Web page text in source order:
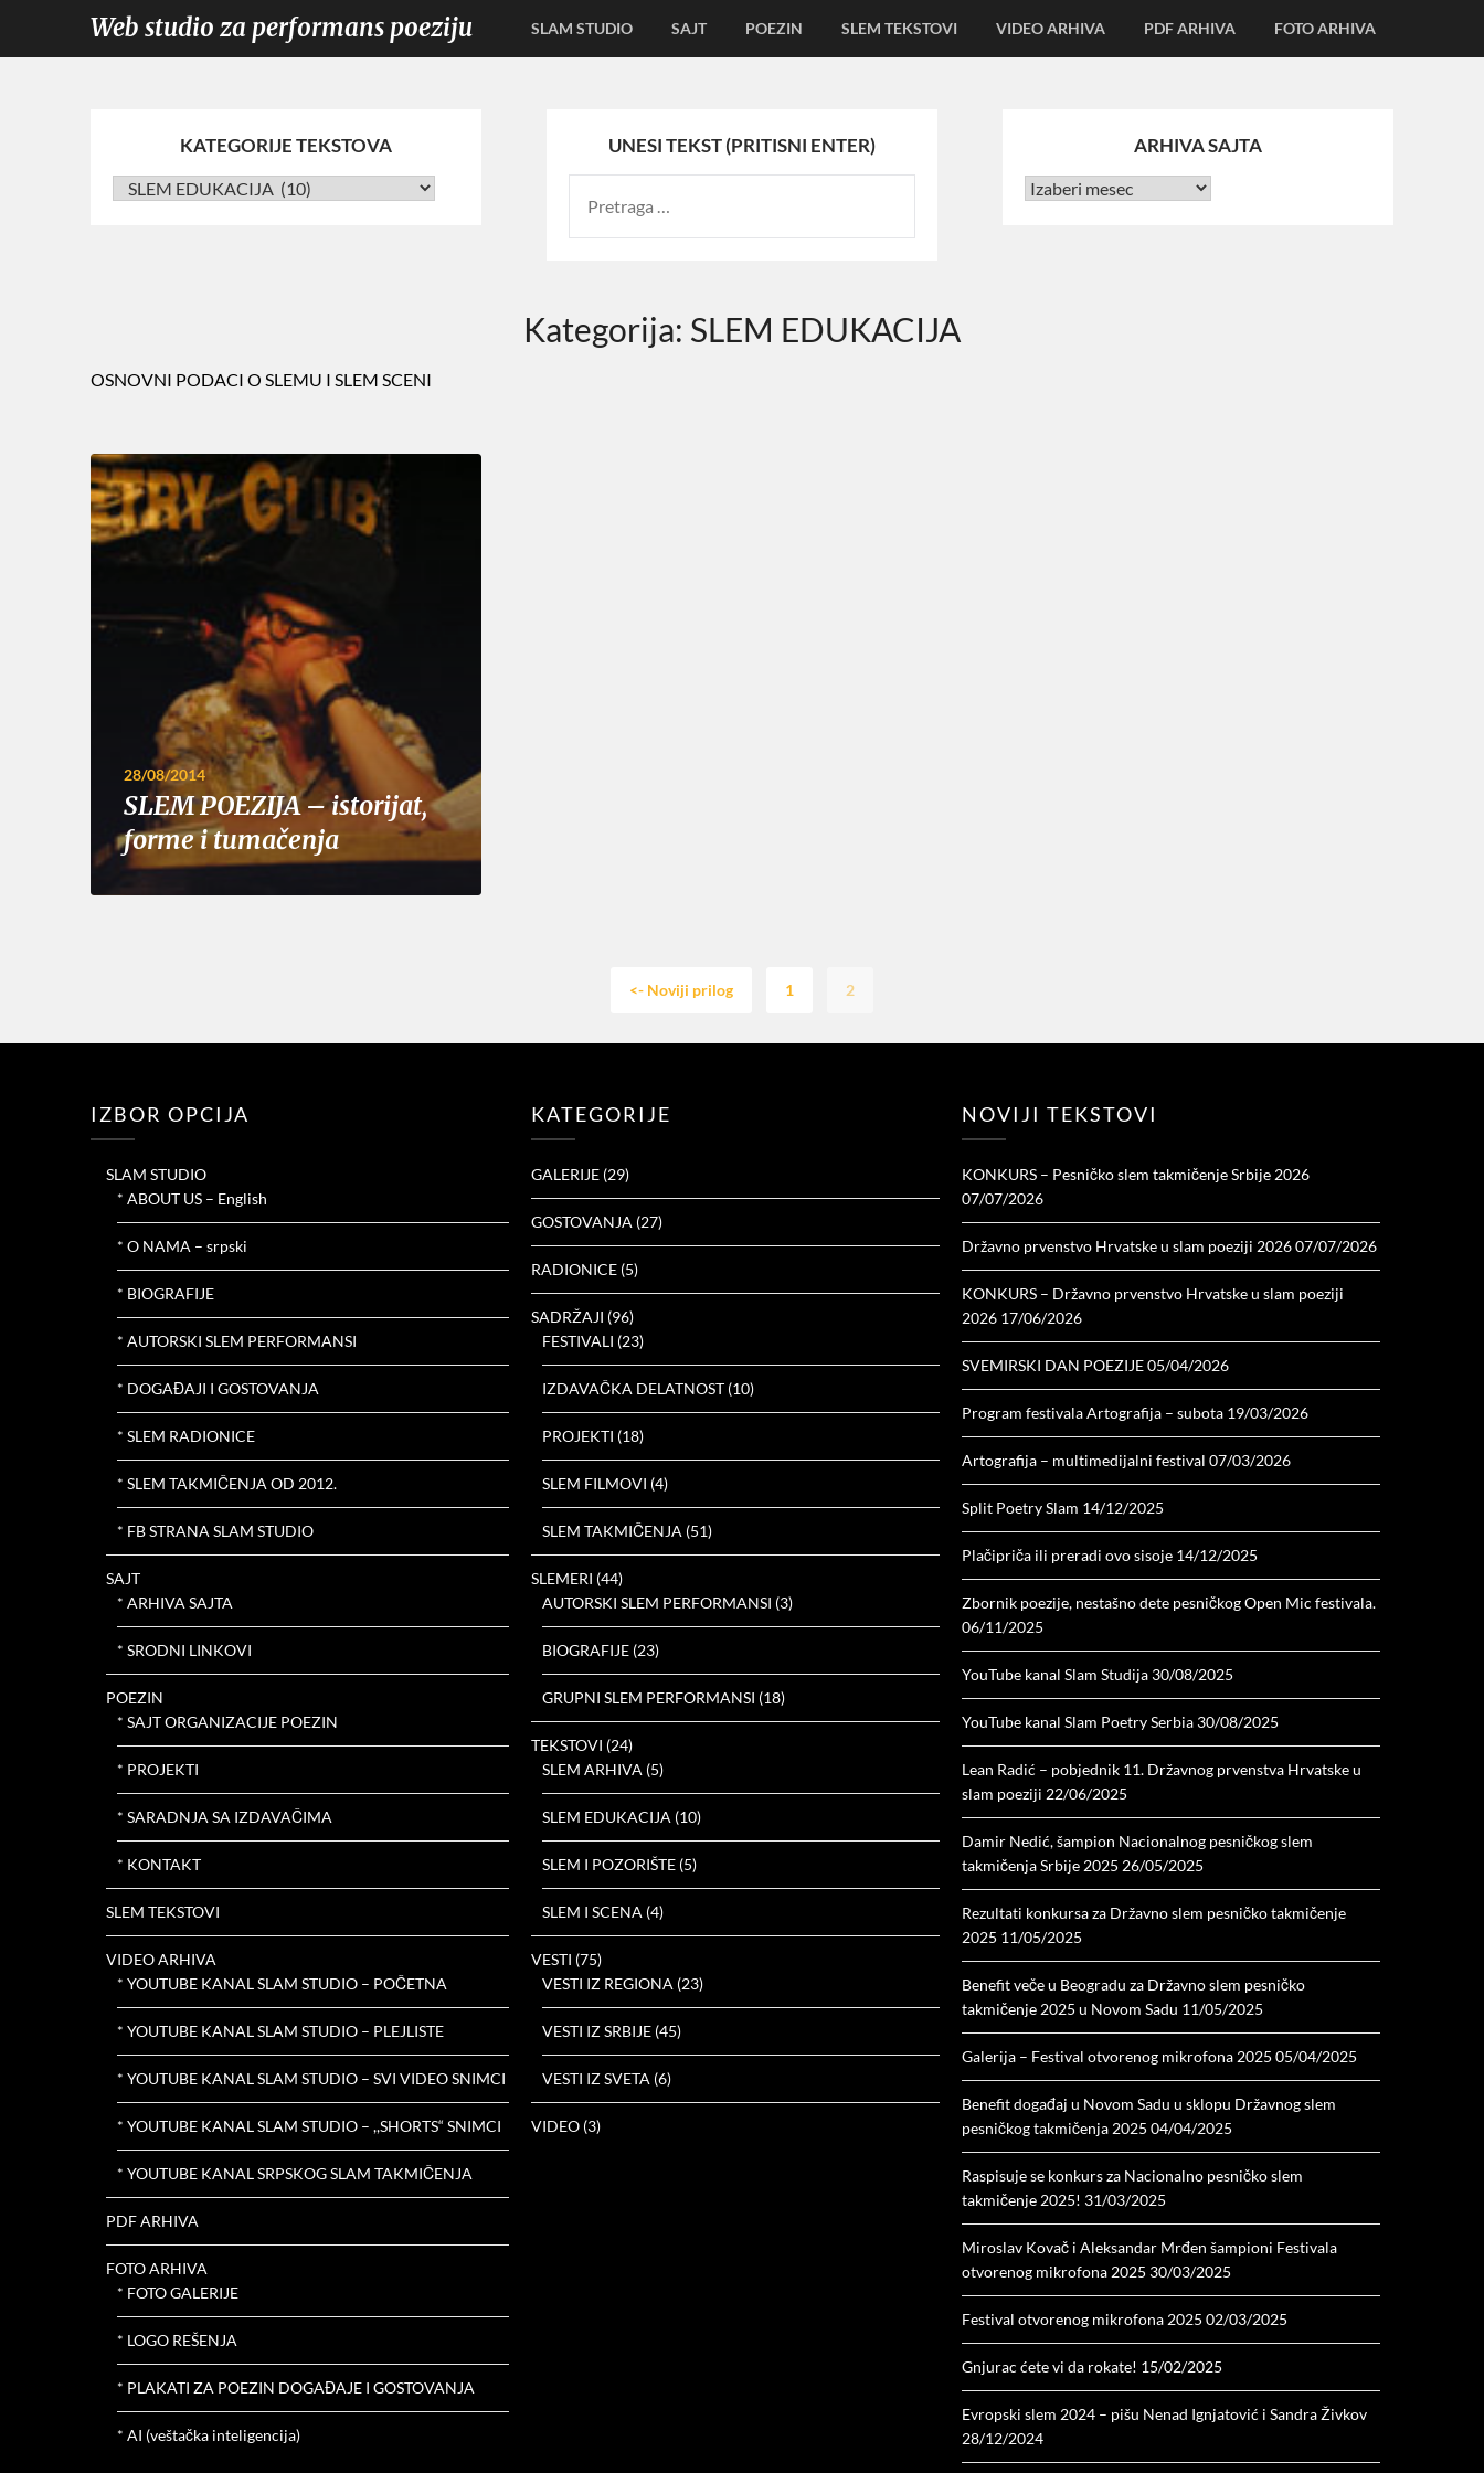
Web studio za performans poeziju SLAM STUDIO SAJT POEZIN SLEM TEKSTOVI VIDEO ARHIVA PDF ARHIVA FOTO ARHIVA
KATEGORIJE TEKSTOVA UNESI TEKST (PRITISNI ENTER) ARHIVA SAJTA
Kategorija: SLEM EDUKACIJA
OSNOVNI PODACI O SLEMU I SLEM SCENI
28/08/2014
SLEM POEZIJA – istorijat,
forme i tumačenja
<- Noviji prilog 1 2
IZBOR OPCIJA
SLAM STUDIO
* ABOUT US – English
* O NAMA – srpski
* BIOGRAFIJE
* AUTORSKI SLEM PERFORMANSI
* DOGAĐAJI I GOSTOVANJA
* SLEM RADIONICE
* SLEM TAKMIČENJA OD 2012.
* FB STRANA SLAM STUDIO
SAJT
* ARHIVA SAJTA
* SRODNI LINKOVI
POEZIN
* SAJT ORGANIZACIJE POEZIN
* PROJEKTI
* SARADNJA SA IZDAVAČIMA
* KONTAKT
SLEM TEKSTOVI
VIDEO ARHIVA
* YOUTUBE KANAL SLAM STUDIO – POČETNA
* YOUTUBE KANAL SLAM STUDIO – PLEJLISTE
* YOUTUBE KANAL SLAM STUDIO – SVI VIDEO SNIMCI
* YOUTUBE KANAL SLAM STUDIO – ,,SHORTS“ SNIMCI
* YOUTUBE KANAL SRPSKOG SLAM TAKMIČENJA
PDF ARHIVA
FOTO ARHIVA
* FOTO GALERIJE
* LOGO REŠENJA
* PLAKATI ZA POEZIN DOGAĐAJE I GOSTOVANJA
* AI (veštačka inteligencija)
KATEGORIJE
GALERIJE (29)
GOSTOVANJA (27)
RADIONICE (5)
SADRŽAJI (96)
FESTIVALI (23)
IZDAVAČKA DELATNOST (10)
PROJEKTI (18)
SLEM FILMOVI (4)
SLEM TAKMIČENJA (51)
SLEMERI (44)
AUTORSKI SLEM PERFORMANSI (3)
BIOGRAFIJE (23)
GRUPNI SLEM PERFORMANSI (18)
TEKSTOVI (24)
SLEM ARHIVA (5)
SLEM EDUKACIJA (10)
SLEM I POZORIŠTE (5)
SLEM I SCENA (4)
VESTI (75)
VESTI IZ REGIONA (23)
VESTI IZ SRBIJE (45)
VESTI IZ SVETA (6)
VIDEO (3)
NOVIJI TEKSTOVI
KONKURS – Pesničko slem takmičenje Srbije 2026
07/07/2026
Državno prvenstvo Hrvatske u slam poeziji 202607/07/2026
KONKURS – Državno prvenstvo Hrvatske u slam poeziji
2026 17/06/2026
SVEMIRSKI DAN POEZIJE05/04/2026
Program festivala Artografija – subota 19/03/2026
Artografija – multimedijalni festival 07/03/2026
Split Poetry Slam 14/12/2025
Plačipriča ili preradi ovo sisoje 14/12/2025
Zbornik poezije, nestašno dete pesničkog Open Mic festivala.
06/11/2025
YouTube kanal Slam Studija 30/08/2025
YouTube kanal Slam Poetry Serbia 30/08/2025
Lean Radić – pobjednik 11. Državnog prvenstva Hrvatske u
slam poeziji 22/06/2025
Damir Nedić, šampion Nacionalnog pesničkog slem
takmičenja Srbije 2025 26/05/2025
Rezultati konkursa za Državno slem pesničko takmičenje
2025 11/05/2025
Benefit veče u Beogradu za Državno slem pesničko
takmičenje 2025 u Novom Sadu 11/05/2025
Galerija – Festival otvorenog mikrofona 2025 05/04/2025
Benefit događaj u Novom Sadu u sklopu Državnog slem
pesničkog takmičenja 2025 04/04/2025
Raspisuje se konkurs za Nacionalno pesničko slem
takmičenje 2025! 31/03/2025
Miroslav Kovač i Aleksandar Mrđen šampioni Festivala
otvorenog mikrofona 2025 30/03/2025
Festival otvorenog mikrofona 2025 02/03/2025
Gnjurac ćete vi da rokate! 15/02/2025
Evropski slem 2024 – pišu Nenad Ignjatović i Sandra Živkov
28/12/2024